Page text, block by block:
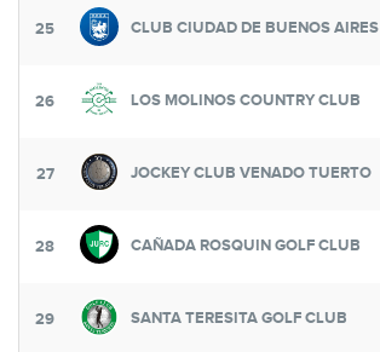
25 CLUB CIUDAD DE BUENOS AIRES
26 LOS MOLINOS COUNTRY CLUB
27 JOCKEY CLUB VENADO TUERTO
28 CAÑADA ROSQUIN GOLF CLUB
29 SANTA TERESITA GOLF CLUB